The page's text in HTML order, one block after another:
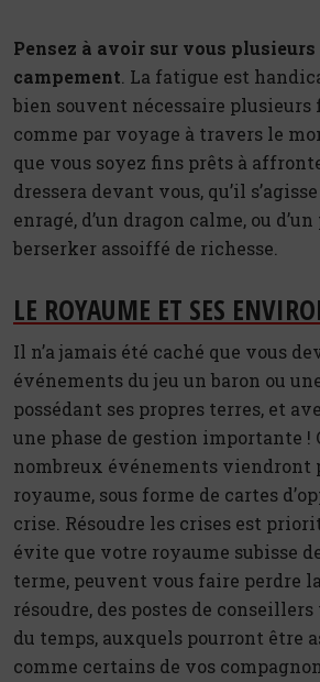
Pensez à avoir sur vous
campement. La fatigue est
bien souvent nécessaire plusieurs
comme par voyage à travers le
que vous soyez fins prêts à
dressera devant vous, qu’il
enragé, d’un dragon calme, ou
berserker assoiffé de richesse.
LE ROYAUME ET SES
Il n’a jamais été caché que vous
événements du jeu un baron ou
possédant ses propres terres, et
une phase de gestion importante !
nombreux événements viendront
royaume, sous forme de cartes
crise. Résoudre les crises est
évite que votre royaume subisse
terme, peuvent vous faire perdre
résoudre, des postes de
du temps, auxquels pourront être
comme certains de vos